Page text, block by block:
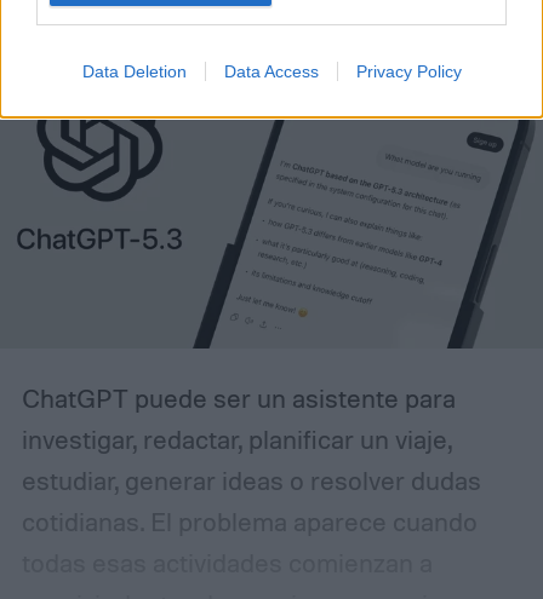
Data Deletion Data Access Privacy Policy
ChatGPT puede ser un asistente para
investigar, redactar, planificar un viaje,
estudiar, generar ideas o resolver dudas
cotidianas. El problema aparece cuando